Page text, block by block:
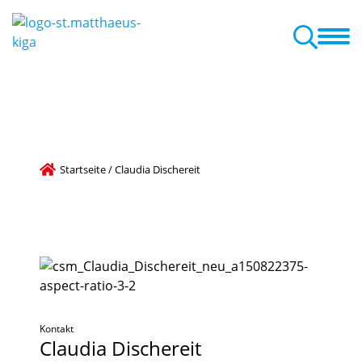
Unsere Kooperation
Startseite/Claudia Dischereit
Kontakt
Claudia Dischereit